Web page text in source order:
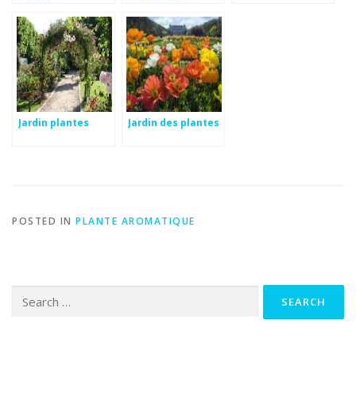
Jardin plantes Jardin des plantes
POSTED IN PLANTE AROMATIQUE
for: